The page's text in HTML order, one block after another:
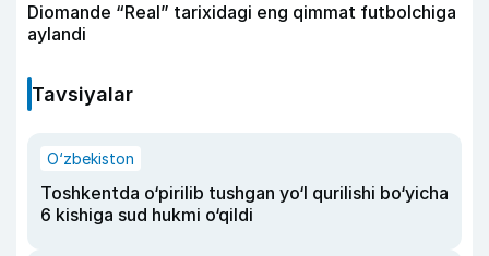
Diomande “Real” tarixidagi eng qimmat futbolchiga
aylandi
Tavsiyalar
O‘zbekiston
Toshkentda o‘pirilib tushgan yo‘l qurilishi bo‘yicha
6 kishiga sud hukmi o‘qildi